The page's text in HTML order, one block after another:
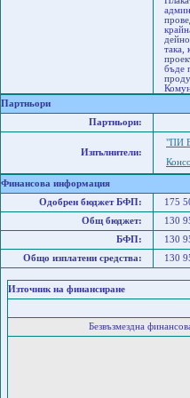
така,
бъде
Партньори
Партньори:
Изпълнители:
"ПИ
Финансова информация
Одобрен бюджет БФП:
175
Общ бюджет:
130
БФП:
130
Общо изплатени средства:
130
Източник на финансиране
Безвъзмездна